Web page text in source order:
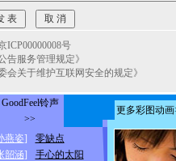
ICP00000008号
告服务管理规定》
会关于维护互联网安全的规定》